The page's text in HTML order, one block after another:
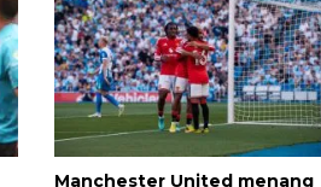
Manchester United menang